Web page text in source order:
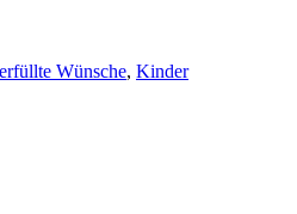
erfüllte Wünsche, Kinder